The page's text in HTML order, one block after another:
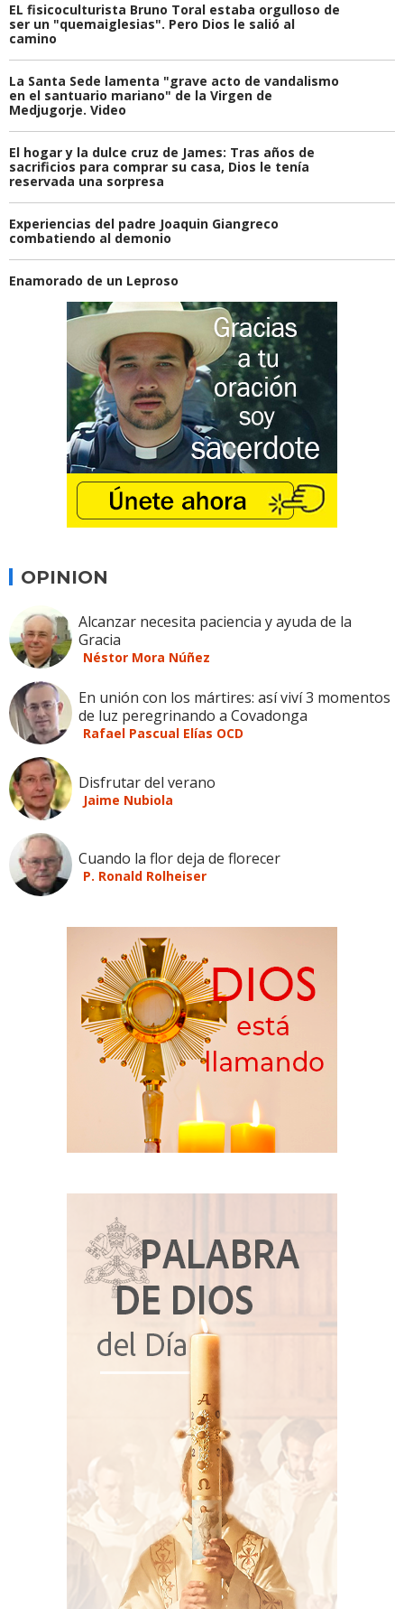
EL fisicoculturista Bruno Toral estaba orgulloso de
ser un "quemaiglesias". Pero Dios le salió al
camino
La Santa Sede lamenta "grave acto de vandalismo
en el santuario mariano" de la Virgen de
Medjugorje. Video
El hogar y la dulce cruz de James: Tras años de
sacrificios para comprar su casa, Dios le tenía
reservada una sorpresa
Experiencias del padre Joaquin Giangreco
combatiendo al demonio
Enamorado de un Leproso
OPINION
Alcanzar necesita paciencia y ayuda de la
Gracia
Néstor Mora Núñez
En unión con los mártires: así viví 3 momentos
de luz peregrinando a Covadonga
Rafael Pascual Elías OCD
Disfrutar del verano
Jaime Nubiola
Cuando la flor deja de florecer
P. Ronald Rolheiser